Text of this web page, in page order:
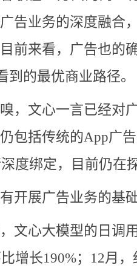
告业务的深度融合
前来看，广告也的
到的最优商业路径。
，文心一言已经对
包括传统的App广
度绑定，目前仍在
开展广告业务的基
文心大模型的日调
增长190%；12月，